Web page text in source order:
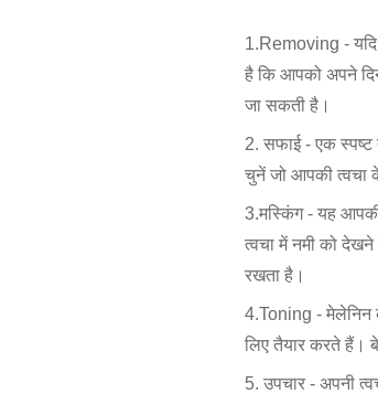
1.Removing -
है कि आपको अपने
जा सकती है।
2. सफाई - एक स्पष्ट
चुनें जो आपकी त्वचा
3.मस्किंग - यह
त्वचा में नमी को
रखता है।
4.Toning - मेलेनिन
लिए तैयार करते हैं।
5. उपचार - अपनी